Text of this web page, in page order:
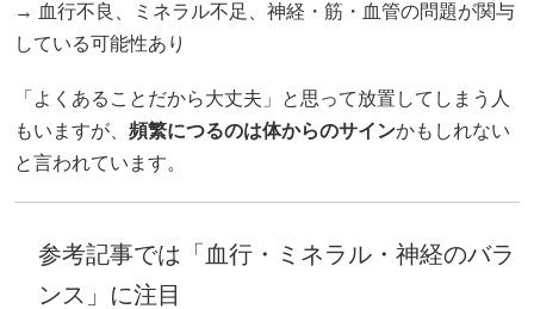
→ 血行不良、ミネラル不足、神経・筋・血管の問題が関与
している可能性あり
「よくあることだから大丈夫」と思って放置してしまう人
もいますが、 頻繁につるのは体からのサインかもしれない
と言われています。
参考記事では「血行・ミネラル・神経のバラ
ンス」に注目